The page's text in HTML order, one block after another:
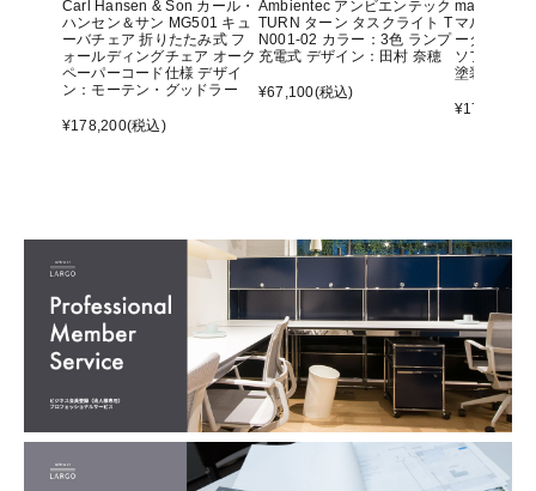
Carl Hansen & Son カール・
ハンセン＆サン MG501 キュ
ーバチェア 折りたたみ式 フ
ォールディングチェア オーク
ペーパーコード仕様 デザイ
ン：モーテン・グッドラー
¥178,200(税込)
Ambientec アンビエンテック
TURN ターン タスクライト T
N001-02 カラー：3色 ランプ
充電式 デザイン：田村 奈穂
¥67,100(税込)
maruni マ
マルニ60
ーター ア
ソファ オ
塗装）
¥176,000